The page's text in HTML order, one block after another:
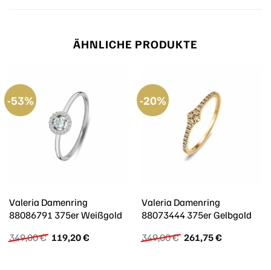
ÄHNLICHE PRODUKTE
-53%
Valeria Damenring
88086791 375er Weißgold
349,00€ Ursprünglicher
Preis
119,20€Aktueller
-20%
Valeria Damenring
88073444 375er Gelbgold
349,00€ Ursprünglicher
Preis
261,75€Aktueller